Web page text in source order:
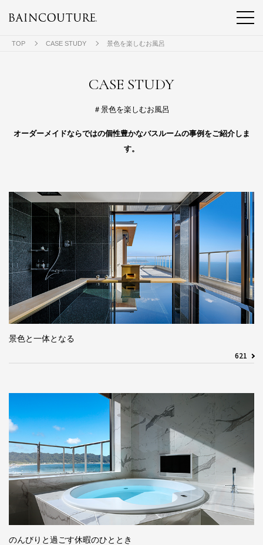
TOP CASE STUDY 景色を楽しむお風呂
CASE STUDY
＃景色を楽しむお風呂
オーダーメイドならではの個性豊かなバスルームの事例をご紹介しま
す。
景色と一体となる
621
のんびりと過ごす休暇のひととき